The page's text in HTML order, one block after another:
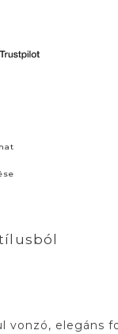
vonzó, elegáns